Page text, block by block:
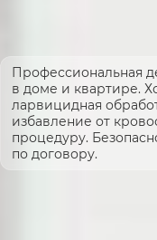
Профессиональная
в доме и квартире.
ларвицидная
избавление от
процедуру.
по договору.